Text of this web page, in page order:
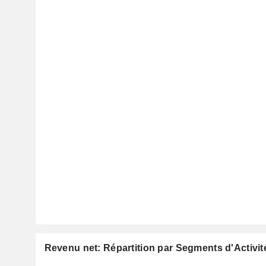
Revenu net: Répartition par Segments